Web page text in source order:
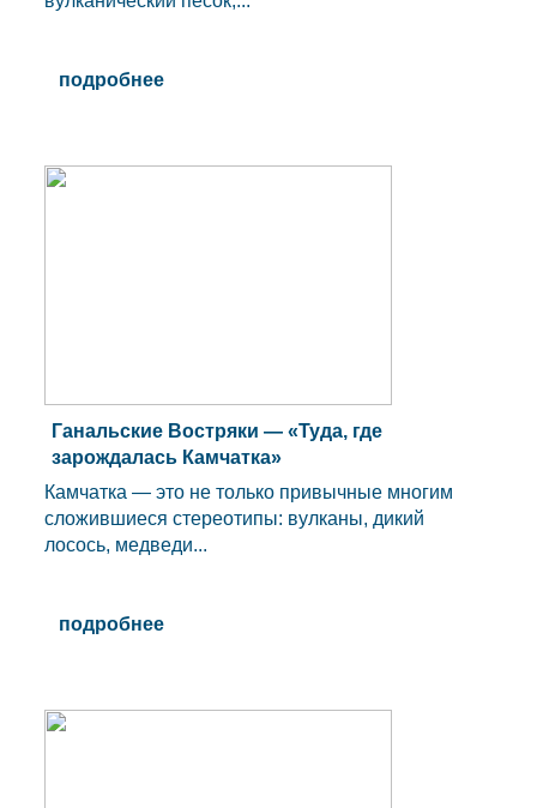
подробнее
Ганальские Востряки — «Туда, где
зарождалась Камчатка»
Камчатка — это не только привычные многим
сложившиеся стереотипы: вулканы, дикий
лосось, медведи...
подробнее